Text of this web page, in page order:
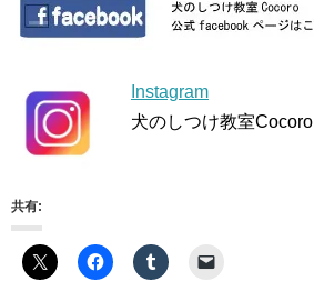
Instagram
犬のしつけ教室Cocoro
共有: